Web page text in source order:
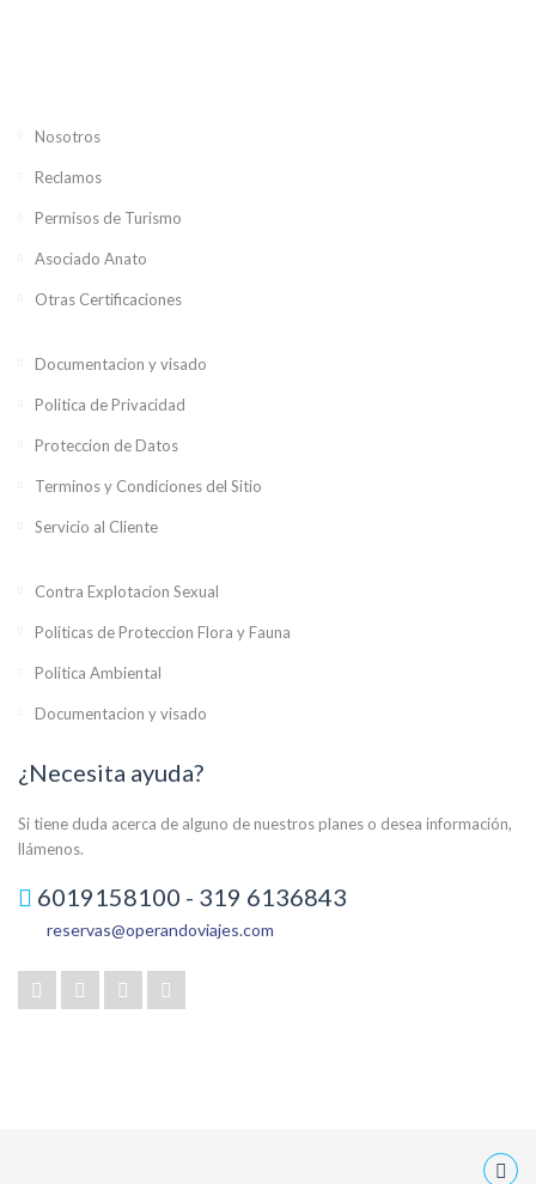
Nosotros
Reclamos
Permisos de Turismo
Asociado Anato
Otras Certificaciones
Documentacion y visado
Politica de Privacidad
Proteccion de Datos
Terminos y Condiciones del Sitio
Servicio al Cliente
Contra Explotacion Sexual
Politicas de Proteccion Flora y Fauna
Politica Ambiental
Documentacion y visado
¿Necesita ayuda?
Si tiene duda acerca de alguno de nuestros planes o desea información,
llámenos.
6019158100 - 319 6136843
reservas@operandoviajes.com